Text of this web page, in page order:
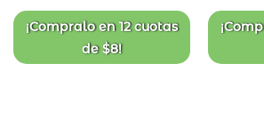
de
deseos
original
era:
$250.
actual
es:
¡Compralo en12 cuotas
de$8!